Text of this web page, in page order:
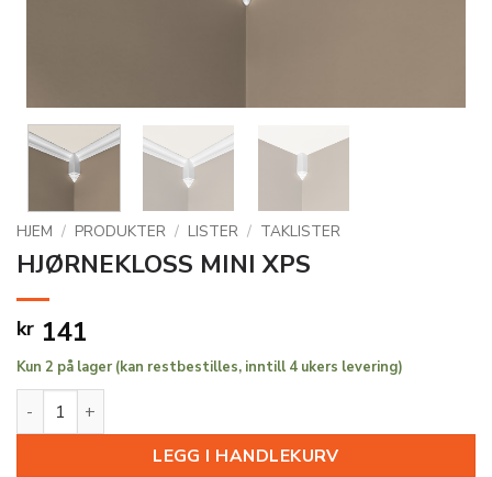
HJEM / PRODUKTER / LISTER / TAKLISTER
HJØRNEKLOSS MINI XPS
kr 141
Kun 2 på lager (kan restbestilles, inntill 4 ukers levering)
HJØRNEKLOSS MINI XPS antall
LEGG I HANDLEKURV